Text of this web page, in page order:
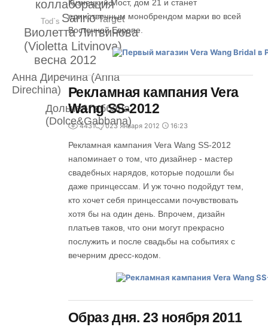
коллаборация
Sanrio
Виолетта Литвинова
(Violetta Litvinova)
весна 2012
Анна Диречина (Anna
Direchina)
Дольче&Габбана
(Dolce&Gabbana)
Target
Tod`s
Кузнецкий Мост, дом 21 и станет
единственным монобрендом марки во всей
Восточной Европе.
Рекламная кампания Vera
Wang SS-2012
4431 023 Января 2012 16:23
Рекламная кампания Vera Wang SS-2012
напоминает о том, что дизайнер - мастер
свадебных нарядов, которые подошли бы
даже принцессам. И уж точно подойдут тем,
кто хочет себя принцессами почувствовать
хотя бы на один день. Впрочем, дизайн
платьев таков, что они могут прекрасно
послужить и после свадьбы на событиях с
вечерним дресс-кодом.
Образ дня. 23 ноября 2011